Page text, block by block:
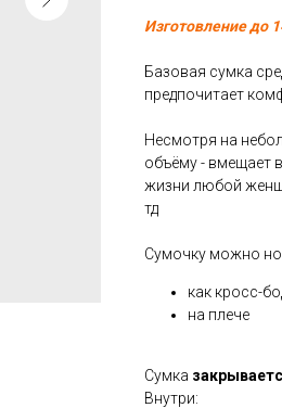
Изготовление до
Базовая сумка
предпочитает
Несмотря на
объёму - вмещает
жизни любой
тд
Сумочку можно
как кросс-
на плече
Сумка
Внутри: